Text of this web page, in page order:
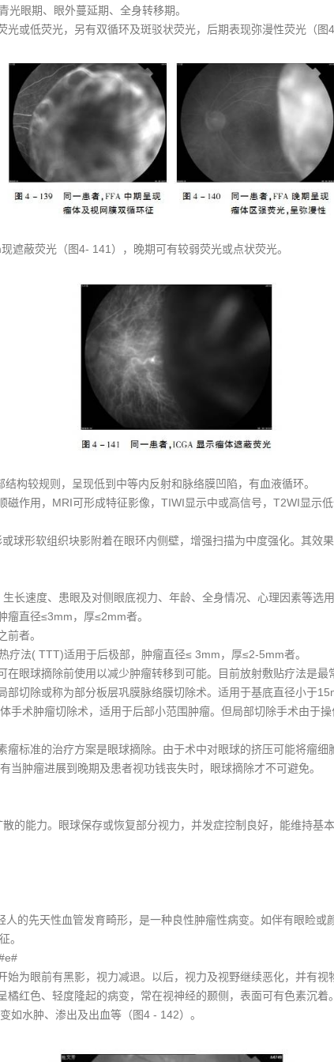
光眼期、眼外蔓延期、全身转移期。
光或低荧光，另有双循环及斑驳状荧光，后期表现弥漫性荧光（图
遮蔽荧光（图4- 141），晚期可有较弱荧光或点状荧光。
构较规则，呈现低到中等内反射和脉络膜凹陷，有血液循环。
磁作用，MRI可形成特征影像，TIWI显示中或高信号，T2WI显示
球形软组织块影附着在眼环内侧壁，增强扫描为中度强化。其效果
长速度、患眼及对侧眼底视力、年龄、全身情况、心理因素等选用
瘤直径≤3mm，厚≤2mm者。
者。
法( TTT)适用于后极部，肿瘤直径≤ 3mm，厚≤2-5mm者。
眼球摘除前使用以减少肿瘤转移到可能。目前放射敷贴疗法是最
切除或称为部分板层巩膜脉络膜切除术。适用于基底直径小于
手术肿瘤切除术，适用于后部小范围肿瘤。但局部切除手术由于
标准的治疗方案是眼球摘除。由于术中对眼球的挤压可能将瘤细
当肿瘤进展到晚期及患者视功钱丧失时，眼球摘除才不可避免。
的能力。眼球保存或恢复部分视力，并发症控制良好，能维持基本
人的先天性血管发育畸形，是一种良性肿瘤性病变。如伴有眼睑或
。
为眼前有黑影，视力减退。以后，视力及视野继续恶化，并有视
红色、轻度隆起的病变，常在视神经的颞侧，表面可有色素沉着
如水肿、渗出及出血等（图4 - 142）。